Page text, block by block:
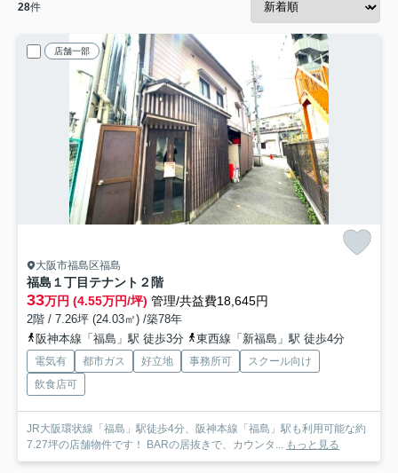
28件
店舗一部
大阪市福島区福島
福島１丁目テナント ２階
33万円 (4.55万円/坪) 管理/共益費18,645円
2階 / 7.26坪 (24.03㎡) /築78年
阪神本線「福島」駅 徒歩3分
東西線「新福島」駅 徒歩4分
電気有 都市ガス 好立地 事務所可
スクール向け
飲食店可
JR大阪環状線「福島」駅徒歩4分、阪神本線「福島」駅も利用可能な約
7.27坪の店舗物件です！ BARの居抜きで、カウンタ... もっと見る